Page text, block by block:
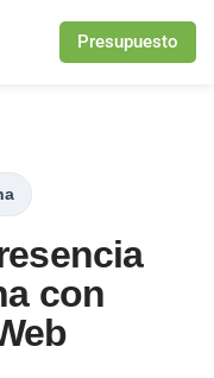
Presupuesto
con